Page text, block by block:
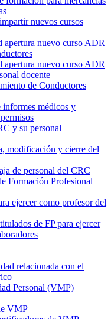
nuevos cursos
apertura nuevo curso ADR
apertura nuevo curso ADR
docente
de Conductores
informes médicos y
y su personal
modificación y cierre del
de personal del CRC
Formación Profesional
ejercer como profesor del
de FP para ejercer
relacionada con el
Personal (VMP)
VMP